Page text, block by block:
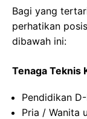
Bagi yang
perhatikan
dibawah ini:
Tenaga Teknis
Pendidikan
Pria / Wanita